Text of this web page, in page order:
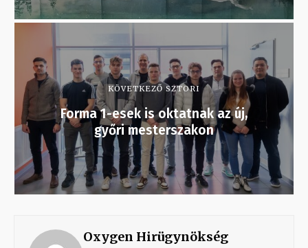
KÖVETKEZŐ SZTORI
Forma 1-esek is oktatnak az új,
győri mesterszakon
Oxygen Hirügynökség